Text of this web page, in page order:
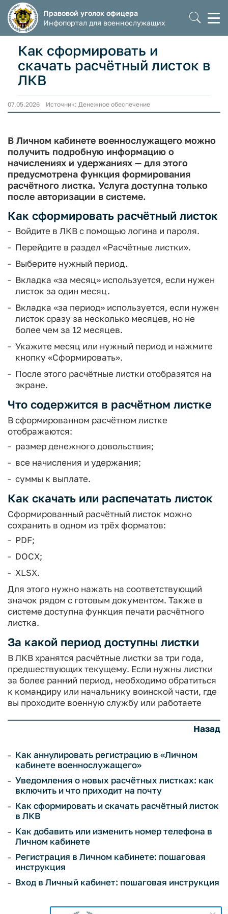
Правовой уголок офицера
Инфопортал для военнослужащих
Как сформировать и
скачать расчётный листок в
ЛКВ
07.05.2026 Источник: Денежное обеспечение
В Личном кабинете военнослужащего можно
получить подробную информацию о
начислениях и удержаниях — для этого
предусмотрена функция формирования
расчётного листка. Услуга доступна только
после авторизации в системе.
Как сформировать расчётный листок
Войдите в ЛКВ с помощью логина и пароля.
Перейдите в раздел «Расчётные листки».
Выберите нужный период.
Вкладка «за месяц» используется, если нужен
листок за один месяц.
Вкладка «за период» используется, если нужен
листок сразу за несколько месяцев, но не
более чем за 12 месяцев.
Укажите месяц или нужный период и нажмите
кнопку «Сформировать».
После этого расчётные листки отобразятся на
экране.
Что содержится в расчётном листке
В сформированном расчётном листке
отображаются:
размер денежного довольствия;
все начисления и удержания;
суммы к выплате.
Как скачать или распечатать листок
Сформированный расчётный листок можно
сохранить в одном из трёх форматов:
PDF;
DOCX;
XLSX.
Для этого нужно нажать на соответствующий
значок рядом с готовым документом. Также в
системе доступна функция печати расчётного
листка.
За какой период доступны листки
В ЛКВ хранятся расчётные листки за три года,
предшествующих текущему. Если нужны листки
за более ранний период, необходимо обратиться
к командиру или начальнику воинской части, где
вы проходите военную службу или работаете
Назад
Как аннулировать регистрацию в «Личном
кабинете военнослужащего»
Уведомления о новых расчётных листках: как
включить и что приходит на почту
Как сформировать и скачать расчётный листок
в ЛКВ
Как добавить или изменить номер телефона в
Личном кабинете
Регистрация в Личном кабинете: пошаговая
инструкция
Вход в Личный кабинет: пошаговая инструкция